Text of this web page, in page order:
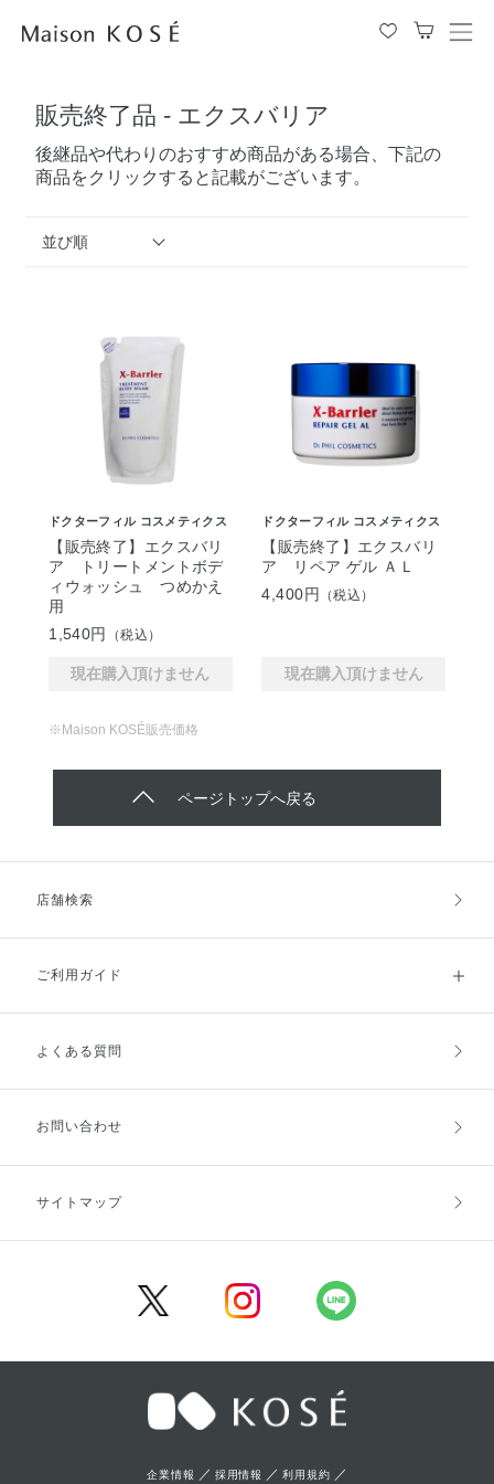
メ
販売終了品 - エクスバリア
後継品や代わりのおすすめ商品がある場合、下記の
商品をクリックすると記載がございます。
並び順
ドクターフィル コスメティクス
【販売終了】エクスバリ
ア トリートメントボデ
ィウォッシュ つめかえ
用
1,540円
（税込）
現在購入頂けません
ドクターフィル コスメティクス
【販売終了】エクスバリ
ア リペア ゲル ＡＬ
4,400円
（税込）
現在購入頂けません
※Maison KOSÉ販売価格
ページトップへ戻る
店舗検索
ご利用ガイド
ご利用ガイドトップ
お支払方法
キャンセル・返品・交換
よくある質問
お問い合わせ
サイトマップ
企業情報 ／ 採用情報 ／利用規約 ／